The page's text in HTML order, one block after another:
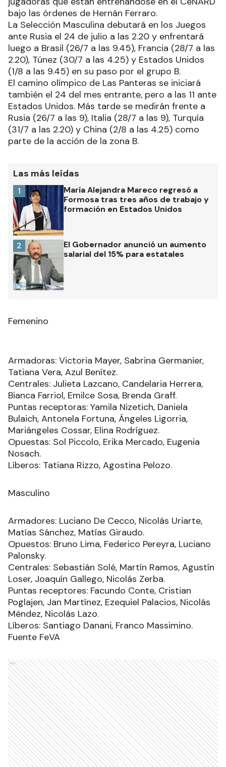
bajo las órdenes de Hernán Ferraro.
La Selección Masculina debutará en los Juegos
ante Rusia el 24 de julio a las 2.20 y enfrentará
luego a Brasil (26/7 a las 9.45), Francia (28/7 a las
2.20), Túnez (30/7 a las 4.25) y Estados Unidos
(1/8 a las 9.45) en su paso por el grupo B.
El camino olímpico de Las Panteras se iniciará
también el 24 del mes entrante, pero a las 11 ante
Estados Unidos. Más tarde se medirán frente a
Rusia (26/7 a las 9), Italia (28/7 a las 9), Turquía
(31/7 a las 2.20) y China (2/8 a las 4.25) como
parte de la acción de la zona B.
Las más leídas
María Alejandra Mareco regresó a
Formosa tras tres años de trabajo y
formación en Estados Unidos
1
El Gobernador anunció un aumento
salarial del 15% para estatales
2
Femenino
Armadoras: Victoria Mayer, Sabrina Germanier,
Tatiana Vera, Azul Benítez.
Centrales: Julieta Lazcano, Candelaria Herrera,
Bianca Farriol, Emilce Sosa, Brenda Graff.
Puntas receptoras: Yamila Nizetich, Daniela
Bulaich, Antonela Fortuna, Ángeles Ligorria,
Mariángeles Cossar, Elina Rodríguez.
Opuestas: Sol Piccolo, Erika Mercado, Eugenia
Nosach.
Líberos: Tatiana Rizzo, Agostina Pelozo.
Masculino
Armadores: Luciano De Cecco, Nicolás Uriarte,
Matías Sánchez, Matías Giraudo.
Opuestos: Bruno Lima, Federico Pereyra, Luciano
Palonsky.
Centrales: Sebastián Solé, Martín Ramos, Agustín
Loser, Joaquín Gallego, Nicolás Zerba.
Puntas receptores: Facundo Conte, Cristian
Poglajen, Jan Martínez, Ezequiel Palacios, Nicolás
Méndez, Nicolás Lazo.
Líberos: Santiago Danani, Franco Massimino.
Fuente FeVA
Ads